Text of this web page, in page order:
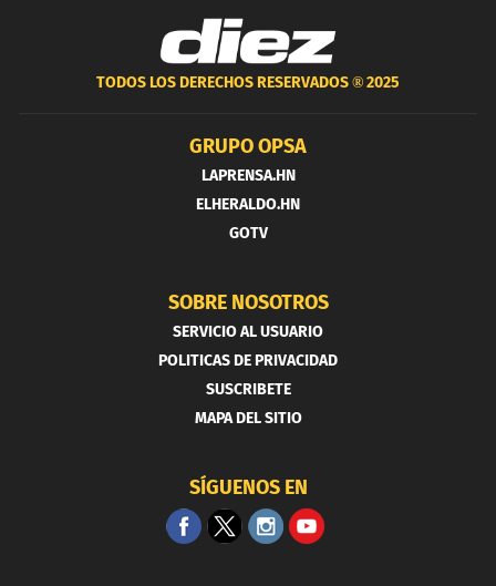
TODOS LOS DERECHOS RESERVADOS ®2025
GRUPO OPSA
LAPRENSA.HN
ELHERALDO.HN
GOTV
SOBRE NOSOTROS
SERVICIO AL USUARIO
POLITICAS DE PRIVACIDAD
SUSCRIBETE
MAPA DEL SITIO
SÍGUENOS EN